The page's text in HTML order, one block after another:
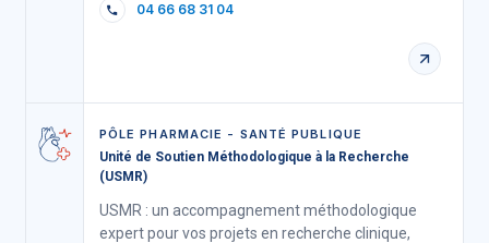
04 66 68 31 04
PÔLE PHARMACIE - SANTÉ PUBLIQUE
Unité de Soutien Méthodologique à la Recherche
(USMR)
USMR : un accompagnement méthodologique
expert pour vos projets en recherche clinique,